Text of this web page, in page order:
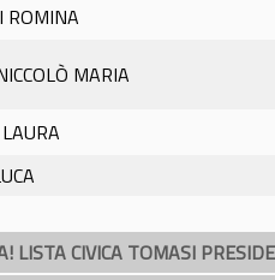
ROMINA
MARIA
LISTA CIVICA TOMASI